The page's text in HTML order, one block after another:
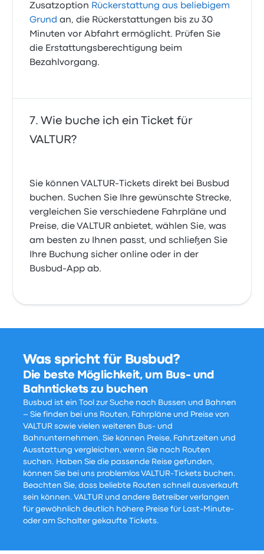
Zusatzoption Rückerstattung aus beliebigem
Grund an, die Rückerstattungen bis zu 30
Minuten vor Abfahrt ermöglicht. Prüfen Sie
die Erstattungsberechtigung beim
Bezahlvorgang.
Wie buche ich ein Ticket für
VALTUR?
Sie können VALTUR-Tickets direkt bei Busbud
buchen. Suchen Sie Ihre gewünschte Strecke,
vergleichen Sie verschiedene Fahrpläne und
Preise, die VALTUR anbietet, wählen Sie, was
am besten zu Ihnen passt, und schließen Sie
Ihre Buchung sicher online oder in der
Busbud-App ab.
Was spricht für Busbud?
Die beste Möglichkeit, um Bus- und
Bahntickets zu buchen
Busbud ist ein Tool zur Suche nach Bussen und Bahnen
– Sie finden bei uns Routen, Fahrpläne und Preise von
VALTUR sowie vielen weiteren Bus- und
Bahnunternehmen. Sie können Preise, Fahrtzeiten und
Ausstattung vergleichen, wenn Sie nach Routen
suchen. Haben Sie die passende Reise gefunden,
können Sie bei uns problemlos VALTUR-Tickets buchen.
Beachten Sie, dass beliebte Routen schnell ausverkauft
sein können. VALTUR und andere Betreiber verlangen
für gewöhnlich deutlich höhere Preise für Last-Minute-
oder am Schalter gekaufte Tickets.